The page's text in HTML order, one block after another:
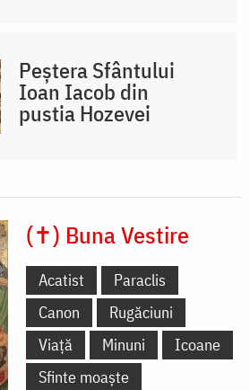
Peștera Sfântului
Ioan Iacob din
pustia Hozevei
(✝) Buna Vestire
Acatist
Paraclis
Canon
Rugăciuni
Viață
Minuni
Icoane
Sfinte moaște